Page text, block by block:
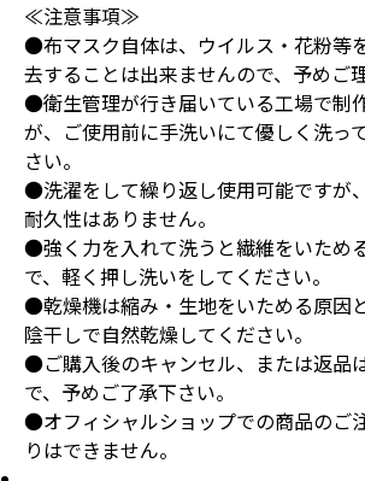
≪注意事項≫
●布マスク自体は、ウイルス・花粉等
去することは出来ませんので、予めご
●衛生管理が行き届いている工場で制
が、ご使用前に手洗いにて優しく洗っ
さい。
●洗濯をして繰り返し使用可能ですが
耐久性はありません。
●強く力を入れて洗うと繊維をいため
で、軽く押し洗いをしてください。
●乾燥機は縮み・生地をいためる原因
陰干しで自然乾燥してください。
●ご購入後のキャンセル、または返品
で、予めご了承下さい。
●オフィシャルショップでの商品のご
りはできません。